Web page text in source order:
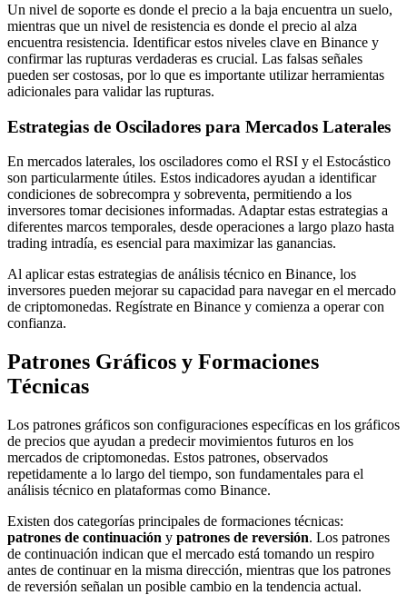
Un nivel de soporte es donde el precio a la baja encuentra un suelo,
mientras que un nivel de resistencia es donde el precio al alza
encuentra resistencia. Identificar estos niveles clave en Binance y
confirmar las rupturas verdaderas es crucial. Las falsas señales
pueden ser costosas, por lo que es importante utilizar herramientas
adicionales para validar las rupturas.
Estrategias de Osciladores para Mercados Laterales
En mercados laterales, los osciladores como el RSI y el Estocástico
son particularmente útiles. Estos indicadores ayudan a identificar
condiciones de sobrecompra y sobreventa, permitiendo a los
inversores tomar decisiones informadas. Adaptar estas estrategias a
diferentes marcos temporales, desde operaciones a largo plazo hasta
trading intradía, es esencial para maximizar las ganancias.
Al aplicar estas estrategias de análisis técnico en Binance, los
inversores pueden mejorar su capacidad para navegar en el mercado
de criptomonedas. Regístrate en Binance y comienza a operar con
confianza.
Patrones Gráficos y Formaciones
Técnicas
Los patrones gráficos son configuraciones específicas en los gráficos
de precios que ayudan a predecir movimientos futuros en los
mercados de criptomonedas. Estos patrones, observados
repetidamente a lo largo del tiempo, son fundamentales para el
análisis técnico en plataformas como Binance.
Existen dos categorías principales de formaciones técnicas:
patrones de continuación y patrones de reversión. Los patrones
de continuación indican que el mercado está tomando un respiro
antes de continuar en la misma dirección, mientras que los patrones
de reversión señalan un posible cambio en la tendencia actual.